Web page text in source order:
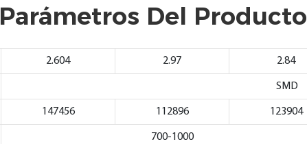
Parámetros Del Producto
2.604 2.97 2.84
SMD
147456 112896 123904
700-1000